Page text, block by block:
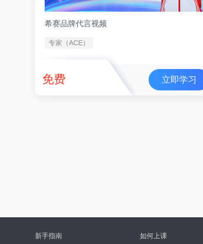
希赛品牌代言视频
专家（ACE）
免费 立即学习
新手指南 如何上课